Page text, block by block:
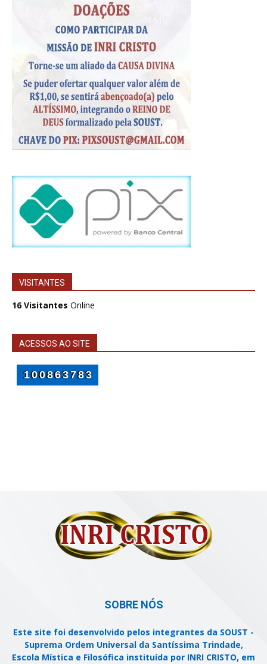
VISITANTES
16 Visitantes Online
ACESSOS AO SITE
SOBRE NÓS
Este site foi desenvolvido pelos integrantes da SOUST -
Suprema Ordem Universal da Santíssima Trindade,
Escola Mística e Filosófica instituída por INRI CRISTO, em